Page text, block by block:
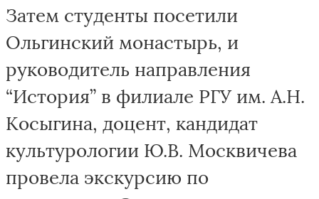
Затем студенты посетили
Ольгинский монастырь, и
руководитель направления
“История” в филиале РГУ им. А.Н.
Косыгина, доцент, кандидат
культурологии Ю.В. Москвичева
провела экскурсию по